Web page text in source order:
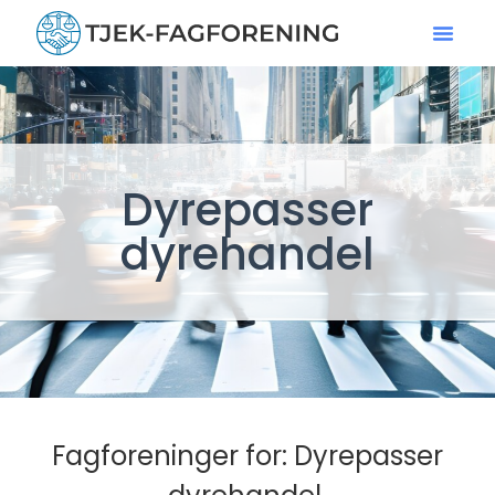
Dyrepasser
dyrehandel
Fagforeninger for: Dyrepasser